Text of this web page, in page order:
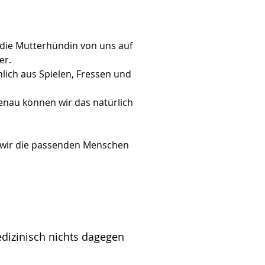
Mutterhündin von uns auf
aus Spielen, Fressen und
können wir das natürlich
die passenden Menschen
nichts dagegen